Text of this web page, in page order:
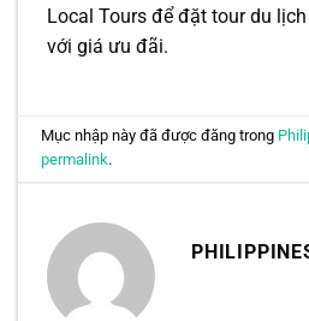
Local Tours để đặt tour du
với giá ưu đãi.
Mục nhập này đã được đăng trong
permalink.